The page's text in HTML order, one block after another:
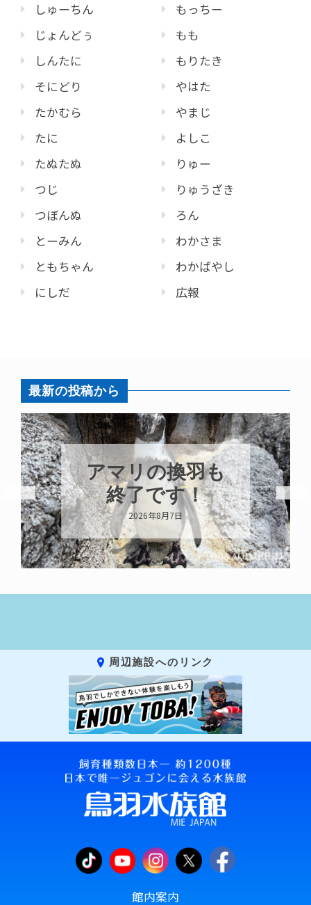
しゅーちん
じょんどぅ
しんたに
そにどり
たかむら
たに
たぬたぬ
つじ
つぼんぬ
とーみん
ともちゃん
にしだ
もっちー
もも
もりたき
やはた
やまじ
よしこ
りゅー
りゅうざき
ろん
わかさま
わかばやし
広報
最新の投稿から
トビウオ幼魚展
示中！
2026年8月6日
周辺施設へのリンク
館内案内